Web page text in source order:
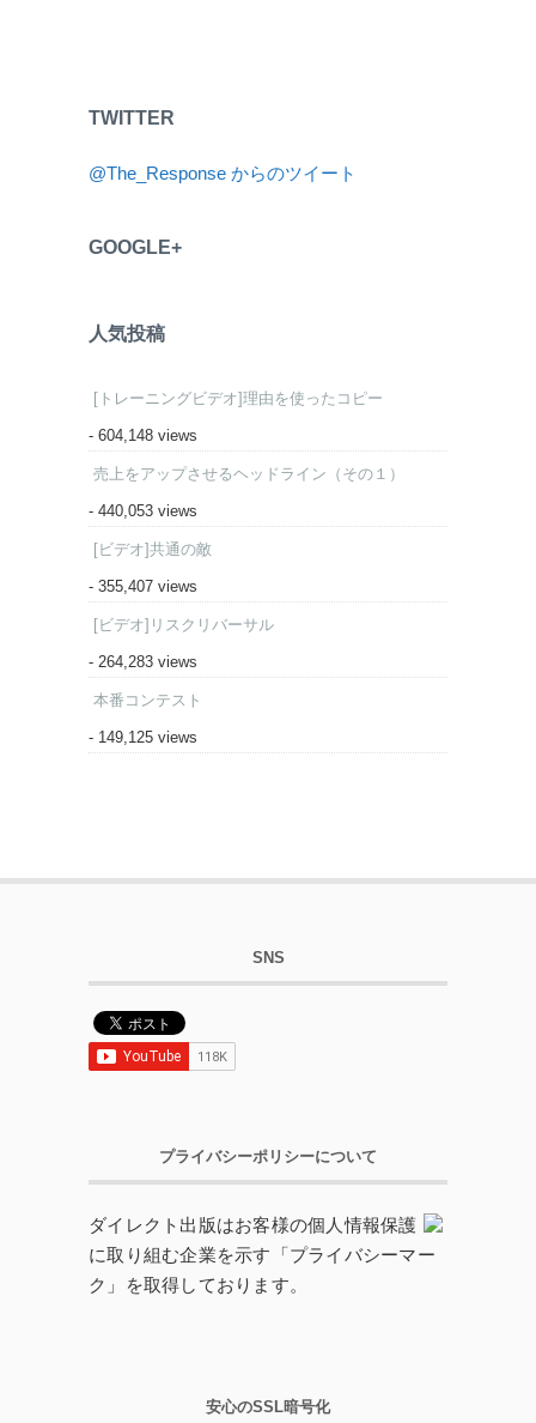
TWITTER
@The_Response からのツイート
GOOGLE+
人気投稿
[トレーニングビデオ]理由を使ったコピー
- 604,148 views
売上をアップさせるヘッドライン（その１）
- 440,053 views
[ビデオ]共通の敵
- 355,407 views
[ビデオ]リスクリバーサル
- 264,283 views
本番コンテスト
- 149,125 views
SNS
プライバシーポリシーについて
ダイレクト出版はお客様の個人情報保護
に取り組む企業を示す「プライバシーマー
ク」を取得しております。
安心のSSL暗号化